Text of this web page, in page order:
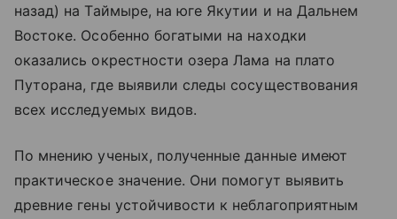
назад) на Таймыре, на юге Якутии и на Дальнем
Востоке. Особенно богатыми на находки
оказались окрестности озера Лама на плато
Путорана, где выявили следы сосуществования
всех исследуемых видов.
По мнению ученых, полученные данные имеют
практическое значение. Они помогут выявить
древние гены устойчивости к неблагоприятным